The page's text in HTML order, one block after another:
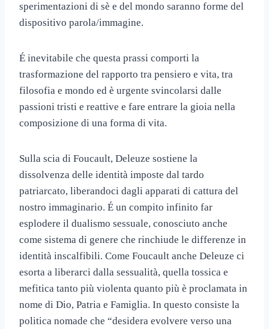
sperimentazioni di sè e del mondo saranno forme del
dispositivo parola/immagine.
É inevitabile che questa prassi comporti la
trasformazione del rapporto tra pensiero e vita, tra
filosofia e mondo ed è urgente svincolarsi dalle
passioni tristi e reattive e fare entrare la gioia nella
composizione di una forma di vita.
Sulla scia di Foucault, Deleuze sostiene la
dissolvenza delle identità imposte dal tardo
patriarcato, liberandoci dagli apparati di cattura del
nostro immaginario. É un compito infinito far
esplodere il dualismo sessuale, conosciuto anche
come sistema di genere che rinchiude le differenze in
identità inscalfibili. Come Foucault anche Deleuze ci
esorta a liberarci dalla sessualità, quella tossica e
mefitica tanto più violenta quanto più è proclamata in
nome di Dio, Patria e Famiglia. In questo consiste la
politica nomade che “desidera evolvere verso una